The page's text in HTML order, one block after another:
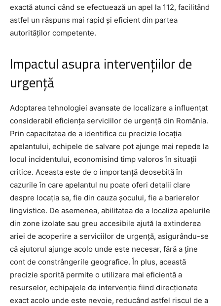
exactă atunci când se efectuează un apel la 112, facilitând
astfel un răspuns mai rapid și eficient din partea
autorităților competente.
Impactul asupra intervențiilor de
urgență
Adoptarea tehnologiei avansate de localizare a influențat
considerabil eficiența serviciilor de urgență din România.
Prin capacitatea de a identifica cu precizie locația
apelantului, echipele de salvare pot ajunge mai repede la
locul incidentului, economisind timp valoros în situații
critice. Aceasta este de o importanță deosebită în
cazurile în care apelantul nu poate oferi detalii clare
despre locația sa, fie din cauza șocului, fie a barierelor
lingvistice. De asemenea, abilitatea de a localiza apelurile
din zone izolate sau greu accesibile ajută la extinderea
ariei de acoperire a serviciilor de urgență, asigurându-se
că ajutorul ajunge acolo unde este necesar, fără a ține
cont de constrângerile geografice. În plus, această
precizie sporită permite o utilizare mai eficientă a
resurselor, echipajele de intervenție fiind direcționate
exact acolo unde este nevoie, reducând astfel riscul de a